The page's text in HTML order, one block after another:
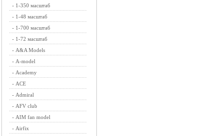
- 1-350 масштаб
- 1-48 масштаб
- 1-700 масштаб
- 1-72 масштаб
- A&A Models
- A-model
- Academy
- ACE
- Admiral
- AFV club
- AIM fan model
- Airfix